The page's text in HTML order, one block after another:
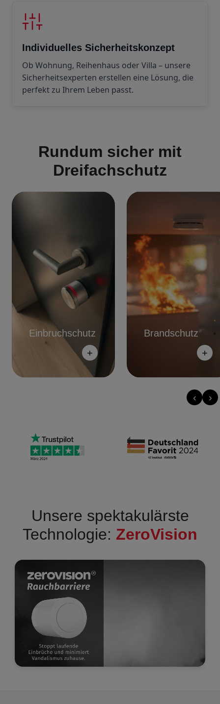
Individuelles Sicherheitskonzept
Ob Wohnung, Reihenhaus oder Villa – unsere
Sicherheitsexperten erstellen eine Lösung, die
perfekt zu Ihrem Leben passt.
Rundum sicher mit
Dreifachschutz
Einbruchschutz
+
Brandschutz
+
‹ ›
Unsere spektakulärste
Technologie: ZeroVision